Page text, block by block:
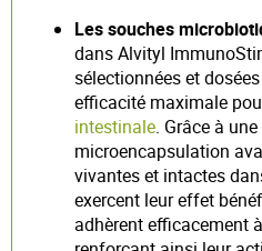
Les souches
dans Alvityl
sélectionnées et
efficacité maximale
intestinale. Grâce à
microencapsulation
vivantes et intactes
exercent leur effet
adhèrent efficacement